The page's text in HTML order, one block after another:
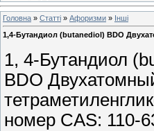
Головна » Статті » Афоризми » Інші
1,4-Бутандиол (butanediol) BDO
1, 4-Бутандиол
BDO
номер CAS: 110-